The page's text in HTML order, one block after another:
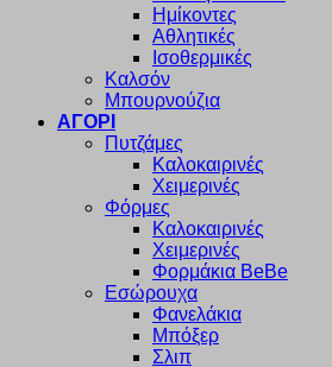
Ημίκοντες
Αθλητικές
Ισοθερμικές
Καλσόν
Μπουρνούζια
ΑΓΟΡΙ
Πυτζάμες
Καλοκαιρινές
Χειμερινές
Φόρμες
Καλοκαιρινές
Χειμερινές
Φορμάκια BeBe
Εσώρουχα
Φανελάκια
Μπόξερ
Σλιπ